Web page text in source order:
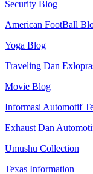
Security Blog
American FootBall
Yoga Blog
Traveling Dan
Movie Blog
Informasi Automotif
Exhaust Dan
Umushu Collection
Texas Information